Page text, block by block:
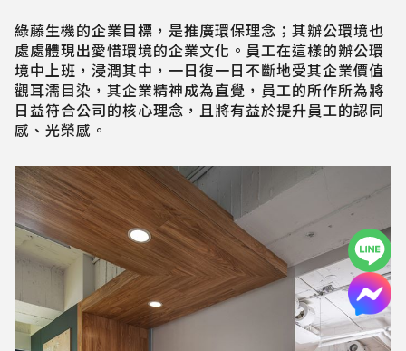
綠藤生機的企業目標，是推廣環保理念；其辦公環境也
處處體現出愛惜環境的企業文化。員工在這樣的辦公環
境中上班，浸潤其中，一日復一日不斷地受其企業價值
觀耳濡目染，其企業精神成為直覺，員工的所作所為將
日益符合公司的核心理念，且將有益於提升員工的認同
感、光榮感。